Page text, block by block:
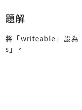
題解
將「writeable」設為
s」。